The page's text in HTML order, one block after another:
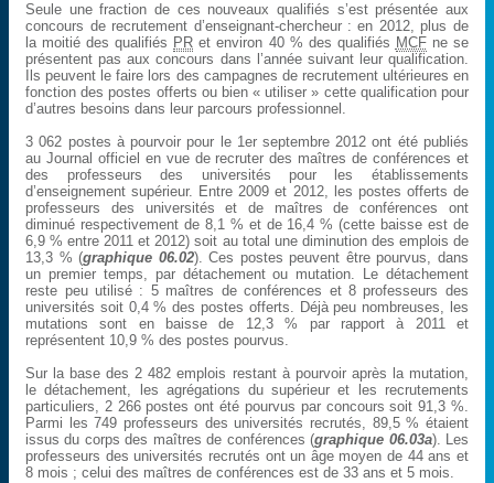
Seule une fraction de ces nouveaux qualifiés s’est présentée aux
concours de recrutement d’enseignant-chercheur : en 2012, plus de
la moitié des qualifiés PR et environ 40 % des qualifiés MCFne se
présentent pas aux concours dans l’année suivant leur qualification.
Ils peuvent le faire lors des campagnes de recrutement ultérieures en
fonction des postes offerts ou bien « utiliser » cette qualification pour
d’autres besoins dans leur parcours professionnel.
3 062 postes à pourvoir pour le 1er septembre 2012 ont été publiés
au Journal officiel en vue de recruter des maîtres de conférences et
des professeurs des universités pour les établissements
d’enseignement supérieur. Entre 2009 et 2012, les postes offerts de
professeurs des universités et de maîtres de conférences ont
diminué respectivement de 8,1 % et de 16,4 % (cette baisse est de
6,9 % entre 2011 et 2012) soit au total une diminution des emplois de
13,3 % (graphique 06.02). Ces postes peuvent être pourvus, dans
un premier temps, par détachement ou mutation. Le détachement
reste peu utilisé : 5 maîtres de conférences et 8 professeurs des
universités soit 0,4 % des postes offerts. Déjà peu nombreuses, les
mutations sont en baisse de 12,3 % par rapport à 2011 et
représentent 10,9 % des postes pourvus.
Sur la base des 2 482 emplois restant à pourvoir après la mutation,
le détachement, les agrégations du supérieur et les recrutements
particuliers, 2 266 postes ont été pourvus par concours soit 91,3 %.
Parmi les 749 professeurs des universités recrutés, 89,5 % étaient
issus du corps des maîtres de conférences (graphique 06.03a). Les
professeurs des universités recrutés ont un âge moyen de 44 ans et
8 mois ; celui des maîtres de conférences est de 33 ans et 5 mois.